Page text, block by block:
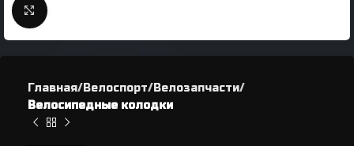
Нажмите, чтобы увеличить
Главная Велоспорт
Велозапчасти
Велосипедные колодки